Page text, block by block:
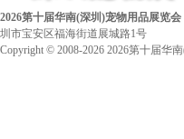
2026第十届华南(深圳)宠物用品展览会
圳市宝安区福海街道展城路1号
Copyright © 2008-2026 2026第十届华